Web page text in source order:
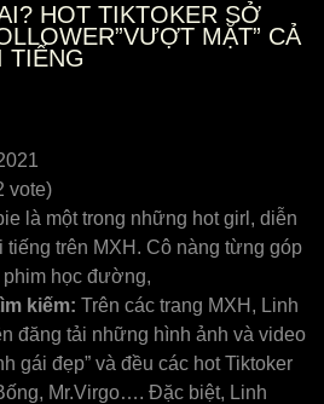
HOT TIKTOKER SỞ
MẶT” CẢ
TIẾNG
vote)
là một trong những hot girl, diễn
trên MXH. Cô nàng từng góp
phim học đường,
kiếm: Trên các trang MXH, Linh
đăng tải những hình ảnh và video
gái đẹp” và đều các hot Tiktoker
Mr.Virgo…. Đặc biệt, Linh